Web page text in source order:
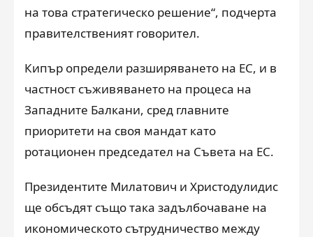
на това стратегическо решение“, подчерта
правителственият говорител.
Кипър определи разширяването на ЕС, и в
частност съживяването на процеса на
Западните Балкани, сред главните
приоритети на своя мандат като
ротационен председател на Съвета на ЕС.
Президентите Милатович и Христодулидис
ще обсъдят също така задълбочаване на
икономическото сътрудничество между